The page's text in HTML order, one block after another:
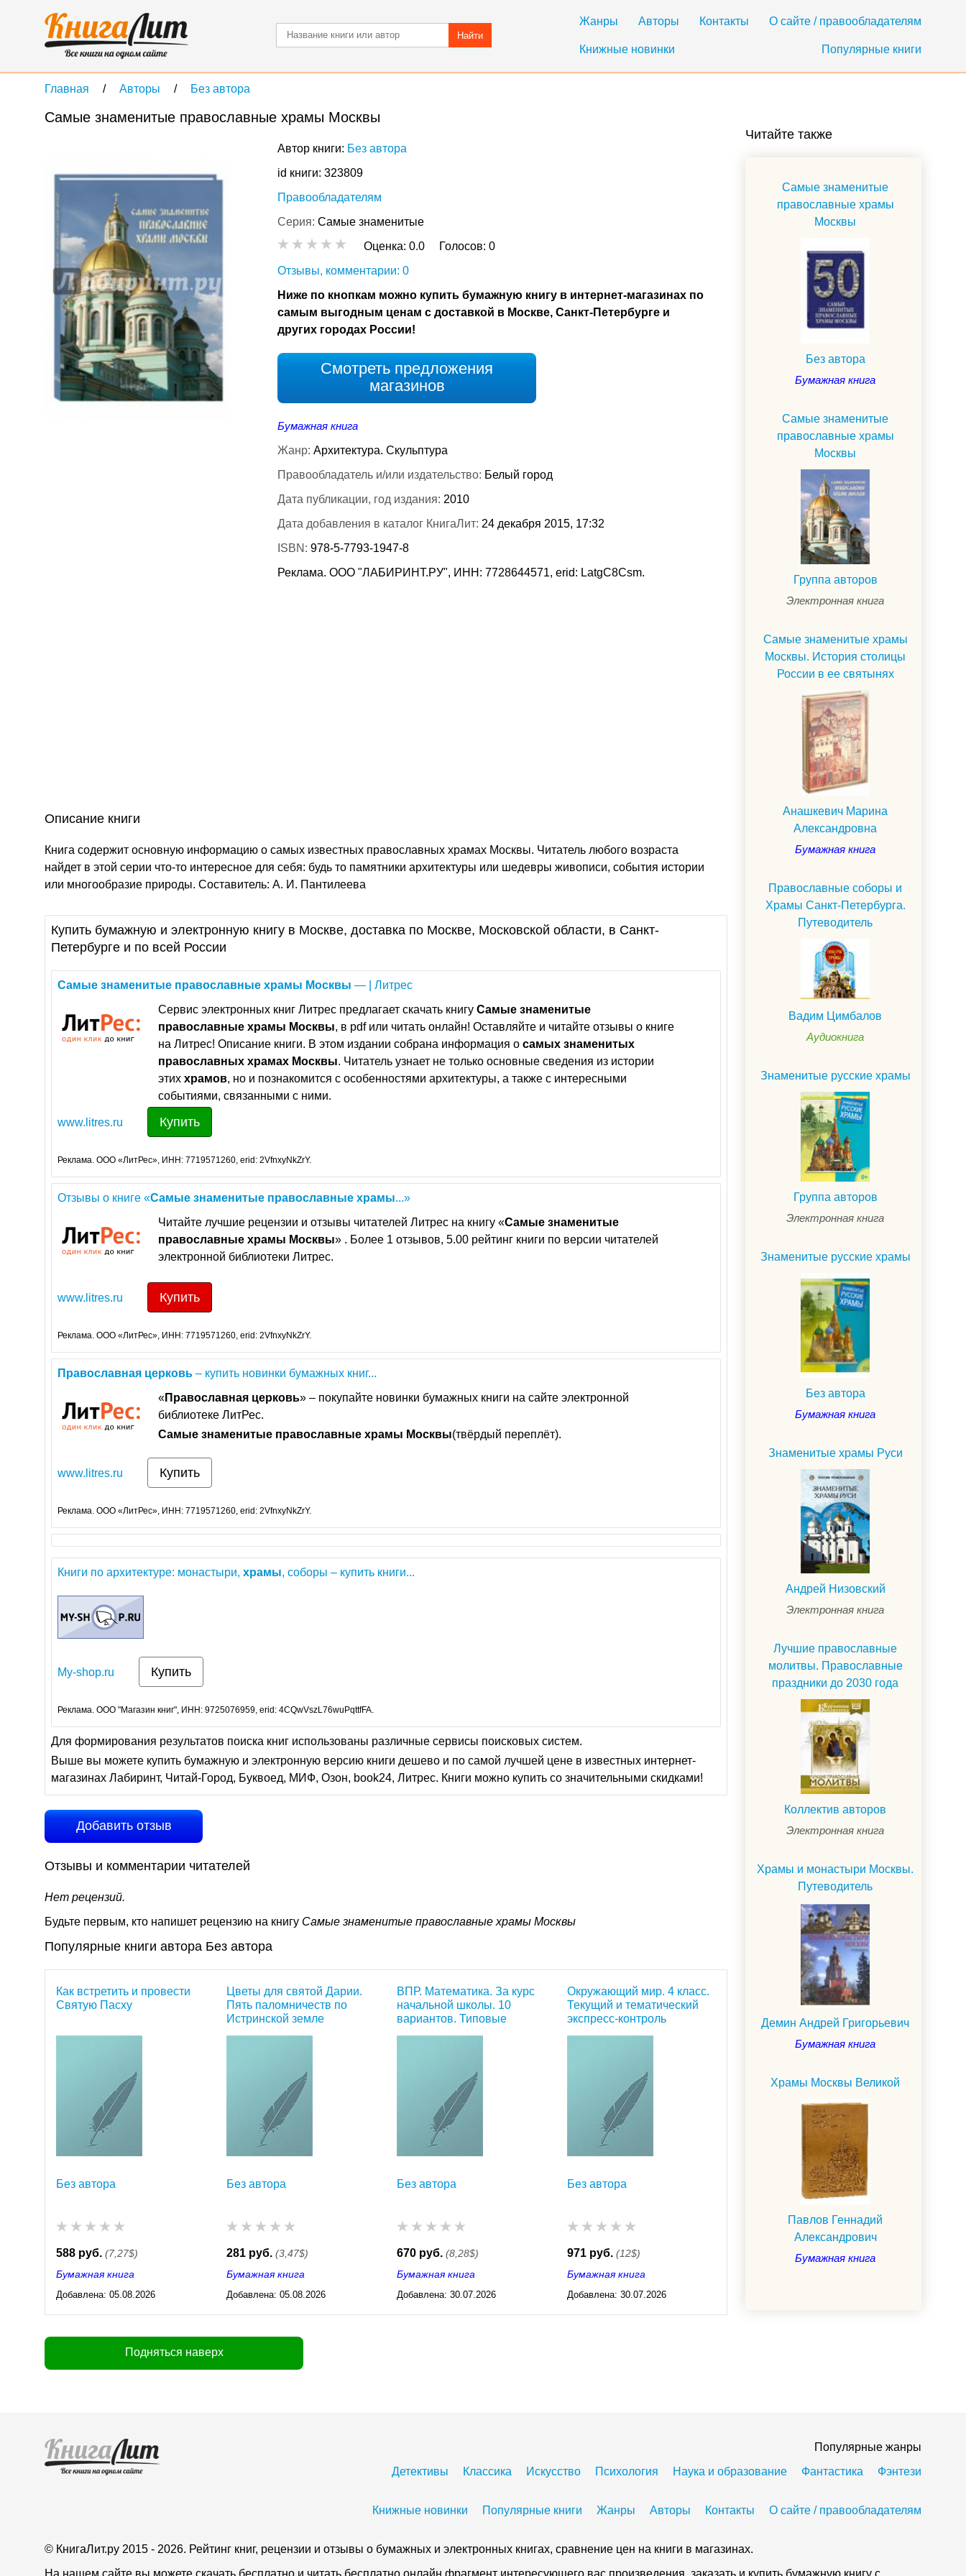
Жанры Авторы Контакты О сайте / правообладателям
Книжные новинки Популярные книги
Найти
Главная Авторы Без автора
Самые знаменитые православные храмы Москвы
Автор книги: Без автора
id книги: 323809
Правообладателям
Серия: Самые знаменитые
Оценка: 0.0 Голосов: 0
Отзывы, комментарии: 0
Ниже по кнопкам можно купить бумажную книгу в интернет-магазинах по
самым выгодным ценам с доставкой в Москве, Санкт-Петербурге и
других городах России!
Смотреть предложения
магазинов
Бумажная книга
Жанр: Архитектура. Скульптура
Правообладатель и/или издательство: Белый город
Дата публикации, год издания: 2010
Дата добавления в каталог КнигаЛит: 24 декабря 2015, 17:32
ISBN: 978-5-7793-1947-8
Реклама. ООО "ЛАБИРИНТ.РУ", ИНН: 7728644571, erid: LatgC8Csm.
Описание книги
Книга содержит основную информацию о самых известных православных храмах Москвы. Читатель любого возраста
найдет в этой серии что-то интересное для себя: будь то памятники архитектуры или шедевры живописи, события истории
или многообразие природы. Составитель: А. И. Пантилеева
Купить бумажную и электронную книгу в Москве, доставка по Москве, Московской области, в Санкт-
Петербурге и по всей России
Самые знаменитые православные храмы Москвы — | Литрес
Сервис электронных книг Литрес предлагает скачать книгу Самые знаменитые
православные храмы Москвы, в pdf или читать онлайн! Оставляйте и читайте отзывы о книге
на Литрес! Описание книги. В этом издании собрана информация о самых знаменитых
православных храмах Москвы. Читатель узнает не только основные сведения из истории
этих храмов, но и познакомится с особенностями архитектуры, а также с интересными
событиями, связанными с ними.
www.litres.ru Купить
Реклама. ООО «ЛитРес», ИНН: 7719571260, erid: 2VfnxyNkZrY.
Отзывы о книге «Самые знаменитые православные храмы...»
Читайте лучшие рецензии и отзывы читателей Литрес на книгу «Самые знаменитые
православные храмы Москвы» . Более 1 отзывов, 5.00 рейтинг книги по версии читателей
электронной библиотеки Литрес.
www.litres.ru Купить
Реклама. ООО «ЛитРес», ИНН: 7719571260, erid: 2VfnxyNkZrY.
Православная церковь – купить новинки бумажных книг...
«Православная церковь» – покупайте новинки бумажных книги на сайте электронной
библиотеке ЛитРес.
Самые знаменитые православные храмы Москвы(твёрдый переплёт).
www.litres.ru Купить
Реклама. ООО «ЛитРес», ИНН: 7719571260, erid: 2VfnxyNkZrY.
Книги по архитектуре: монастыри, храмы, соборы – купить книги...
My-shop.ru Купить
Реклама. ООО "Магазин книг", ИНН: 9725076959, erid: 4CQwVszL76wuPqttfFA.
Для формирования результатов поиска книг использованы различные сервисы поисковых систем.
Выше вы можете купить бумажную и электронную версию книги дешево и по самой лучшей цене в известных интернет-
магазинах Лабиринт, Читай-Город, Буквоед, МИФ, Озон, book24, Литрес. Книги можно купить со значительными скидками!
Добавить отзыв
Отзывы и комментарии читателей
Нет рецензий.
Будьте первым, кто напишет рецензию на книгу Самые знаменитые православные храмы Москвы
Популярные книги автора Без автора
Как встретить и провести
Святую Пасху
Без автора
588 руб. (7,27$)
Бумажная книга
Добавлена: 05.08.2026
03:23
Цветы для святой Дарии.
Пять паломничеств по
Истринской земле
Без автора
281 руб. (3,47$)
Бумажная книга
Добавлена: 05.08.2026
03:23
ВПР. Математика. За курс
начальной школы. 10
вариантов. Типовые
Без автора
670 руб. (8,28$)
Бумажная книга
Добавлена: 30.07.2026
03:23
Окружающий мир. 4 класс.
Текущий и тематический
экспресс-контроль
Без автора
971 руб. (12$)
Бумажная книга
Добавлена: 30.07.2026
03:23
Подняться наверх
Читайте также
Самые знаменитые
православные храмы
Москвы
Без автора
Бумажная книга
Самые знаменитые
православные храмы
Москвы
Группа авторов
Электронная книга
Самые знаменитые храмы
Москвы. История столицы
России в ее святынях
Анашкевич Марина
Александровна
Бумажная книга
Православные соборы и
Храмы Санкт-Петербурга.
Путеводитель
Вадим Цимбалов
Аудиокнига
Знаменитые русские храмы
Группа авторов
Электронная книга
Знаменитые русские храмы
Без автора
Бумажная книга
Знаменитые храмы Руси
Андрей Низовский
Электронная книга
Лучшие православные
молитвы. Православные
праздники до 2030 года
Коллектив авторов
Электронная книга
Храмы и монастыри Москвы.
Путеводитель
Демин Андрей Григорьевич
Бумажная книга
Храмы Москвы Великой
Павлов Геннадий
Александрович
Бумажная книга
Популярные жанры
Детективы
Классика Искусство Психология Наука и образование Фантастика Фэнтези
Книжные новинки Популярные книги Жанры Авторы Контакты О сайте / правообладателям
© КнигаЛит.ру 2015 - 2026. Рейтинг книг, рецензии и отзывы о бумажных и электронных книгах, сравнение цен на книги в магазинах.
На нашем сайте вы можете скачать бесплатно и читать бесплатно онлайн фрагмент интересующего вас произведения, заказать и купить бумажную книгу с